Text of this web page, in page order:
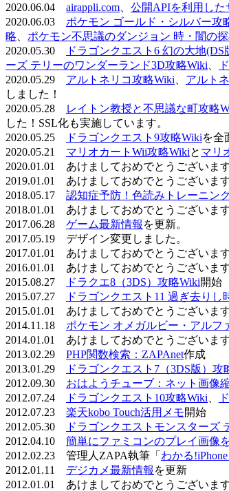
2020.06.04 airappli.com 公開APIを利用した
2020.06.03 ポケモン ゴールド・シルバー攻
略
ポケモン不思議のダンジョン 時・闇の
2020.05.30
ドラゴンクエスト6 幻の大地(DS
ーズ テリーのワンダーランド3D攻略Wiki
2020.05.29 アルトネリコ攻略Wiki アルト
しました！
2020.05.28
レイトン教授と不思議な町攻略
した！SSL化も実施しています。
2020.05.25
ドラゴンクエスト9攻略Wikiを全
2020.05.21 マリオカートWii攻略Wikiと マリ
2020.01.01 あけましておめでとうございま
2019.01.01 あけましておめでとうございま
2018.05.17 認知症予防！色読みトレーニン
2018.01.01 あけましておめでとうございま
2017.06.28 ゲーム最新情報 を更新。
2017.05.19 デザイン変更しました。
2017.01.01 あけましておめでとうございま
2016.01.01 あけましておめでとうございま
2015.08.27
ドラクエ8（3DS）攻略Wiki開始
2015.07.27
ドラゴンクエスト11 過ぎ去りし
2015.01.01 あけましておめでとうございま
2014.11.18 ポケモン オメガルビー・アルフ
2014.01.01 あけましておめでとうございま
2013.02.29 PHP関数検索：ZAPAnet作成
2013.01.29
ドラゴンクエスト7（3DS版）攻
2012.09.30 おはようチューブ：ネット画像
2012.07.24
ドラゴンクエスト10攻略Wiki
2012.07.23 楽天kobo Touch活用メモ開始
2012.05.30
ドラゴンクエストモンスターズ
2012.04.10 簡単にファミコンのプレイ画像
2012.02.23 管理人ZAPA執筆「 わかる
2012.01.11 デジカメ最新情報 を更新
2012.01.01 あけましておめでとうございま